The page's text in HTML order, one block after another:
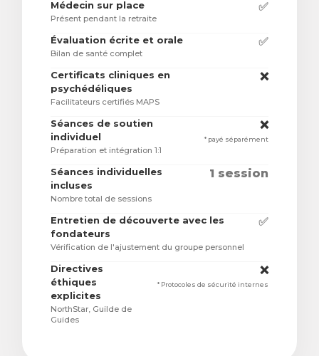
Médecin sur place
Présent pendant la retraite
✅
Évaluation écrite et orale
Bilan de santé complet
✅
Certificats cliniques en
psychédéliques
Facilitateurs certifiés MAPS
❌
Séances de soutien
individuel
Préparation et intégration 1:1
❌
* payé séparément
Séances individuelles
incluses
Nombre total de sessions
1 session
Entretien de découverte avec les
fondateurs
Vérification de l'ajustement du groupe personnel
✅
Directives
éthiques
explicites
NorthStar, Guilde de
Guides
❌
* Protocoles de sécurité internes